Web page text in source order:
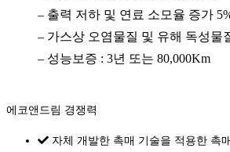
– 출력 저하 및 연료 소모율 증가
– 가스상 오염물질 및 유해 독성물
– 성능보증 : 3년 또는 80,000Km
에코앤드림 경쟁력
자체 개발한 촉매 기술을 적용한 촉